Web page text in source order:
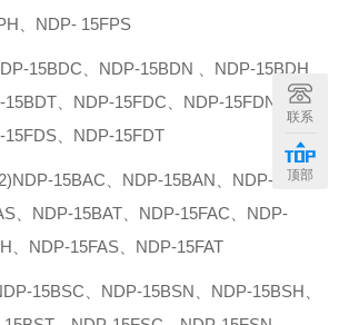
、NDP- 15FPS
15BDC、NDP-15BDN 、NDP-15BDH、
、NDP-15FDC、NDP-15FDN、
、NDP-15FDT
15BAC、NDP-15BAN、NDP-
、NDP-15BAT、NDP-15FAC、NDP-
、NDP-15FAS、NDP-15FAT
15BSC、NDP-15BSN、NDP-15BSH、
联系
顶部